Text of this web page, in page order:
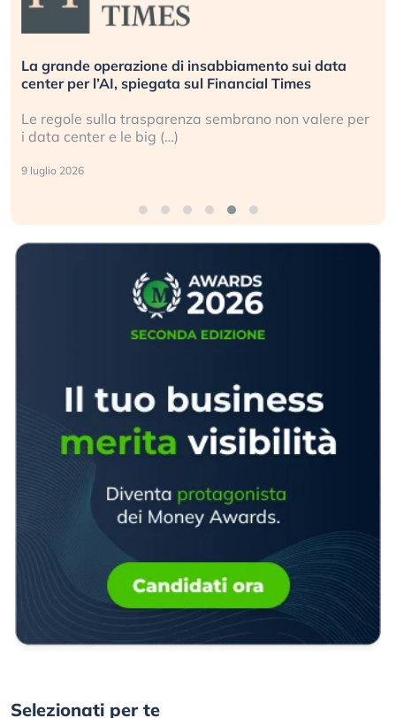
per
Bending Spoons non basta. Perché la tecnologia
europea non riesce a scalare?
Perché gli americani e i cinesi ci stanno
ogni campo (…)
2 luglio 2026
Selezionati per te